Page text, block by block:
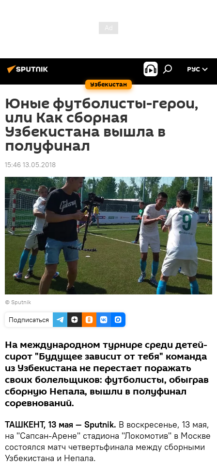
Узбекистан
РУС
Юные футболисты-герои,
или Как сборная
Узбекистана вышла в
полуфинал
15:46 13.05.2018
© Sputnik
Подписаться
На международном турнире среди детей-
сирот "Будущее зависит от тебя" команда
из Узбекистана не перестает поражать
своих болельщиков: футболисты, обыграв
сборную Непала, вышли в полуфинал
соревнований.
ТАШКЕНТ, 13 мая — Sputnik. В воскресенье, 13 мая,
на "Сапсан-Арене" стадиона "Локомотив" в Москве
состоялся матч четвертьфинала между сборными
Узбекистана и Непала.